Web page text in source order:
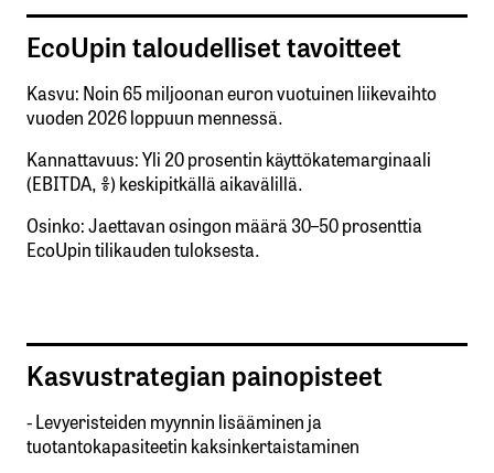
EcoUpin taloudelliset tavoitteet
Kasvu: Noin 65 miljoonan euron vuotuinen liikevaihto
vuoden 2026 loppuun mennessä.
Kannattavuus: Yli 20 prosentin käyttökatemarginaali
(EBITDA, %) keskipitkällä aikavälillä.
Osinko: Jaettavan osingon määrä 30–50 prosenttia
EcoUpin tilikauden tuloksesta.
Kasvustrategian painopisteet
- Levyeristeiden myynnin lisääminen ja
tuotantokapasiteetin kaksinkertaistaminen